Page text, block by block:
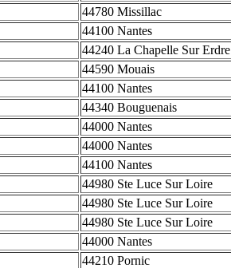
44780 Missillac
44100 Nantes
44240 La Chapelle Sur Erdre
44590 Mouais
44100 Nantes
44340 Bouguenais
44000 Nantes
44000 Nantes
44100 Nantes
44980 Ste Luce Sur Loire
44980 Ste Luce Sur Loire
44980 Ste Luce Sur Loire
44000 Nantes
44210 Pornic